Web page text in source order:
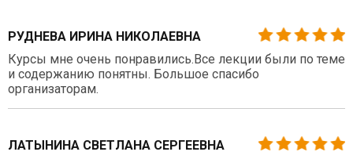
РУДНЕВА ИРИНА НИКОЛАЕВНА
Курсы мне очень понравились.Все лекции были по теме
и содержанию понятны. Большое спасибо
организаторам.
ЛАТЫНИНА СВЕТЛАНА СЕРГЕЕВНА